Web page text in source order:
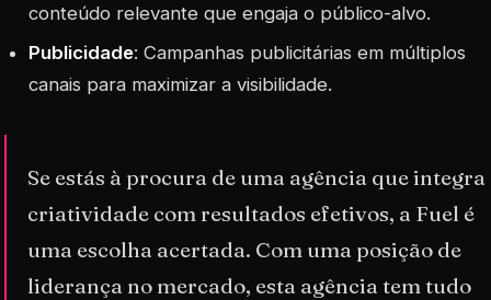
conteúdo relevante que engaja o público-alvo.
Publicidade: Campanhas publicitárias em múltiplos
canais para maximizar a visibilidade.
Se estás à procura de uma agência que integra
criatividade com resultados efetivos, a Fuel é
uma escolha acertada. Com uma posição de
liderança no mercado, esta agência tem tudo